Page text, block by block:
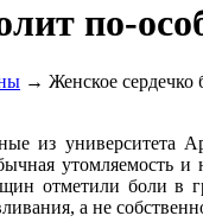
по-
→ Женское сердечко
из университета
утомляемость и
отметили боли в
а не